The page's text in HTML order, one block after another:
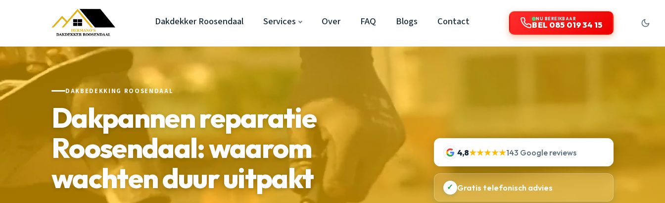
Dakdekker Roosendaal Services Over FAQ Blogs Contact NU BEREIKBAAR
BEL 085 019 34 15
DAKBEDEKKING ROOSENDAAL
Dakpannen reparatie
Roosendaal: waarom
wachten duur uitpakt
4,8★★★★★143 Google reviews
✓ Gratis telefonisch advies